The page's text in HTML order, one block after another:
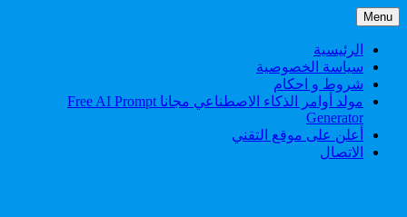
Skip
to
content
Menu
الرئيسية
سياسة الخصوصية
شروط و احكام
مولد أوامر الذكاء الاصطناعي مجانا Free AI Prompt
Generator
أعلن على موقع التقني
الاتصال